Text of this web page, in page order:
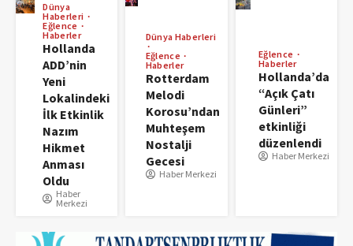
Dünya
Haberleri
Eğlence
Haberler
Hollanda
ADD’nin
Yeni
Lokalindeki
İlk Etkinlik
Nazım
Hikmet
Anması
Oldu
Haber
Merkezi
Dünya Haberleri
Eğlence
Haberler
Rotterdam
Melodi
Korosu’ndan
Muhteşem
Nostalji
Gecesi
Haber Merkezi
Eğlence
Haberler
Hollanda’da
“Açık Çatı
Günleri”
etkinliği
düzenlendi
Haber Merkezi